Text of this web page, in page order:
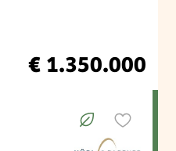
€ 1.350.000